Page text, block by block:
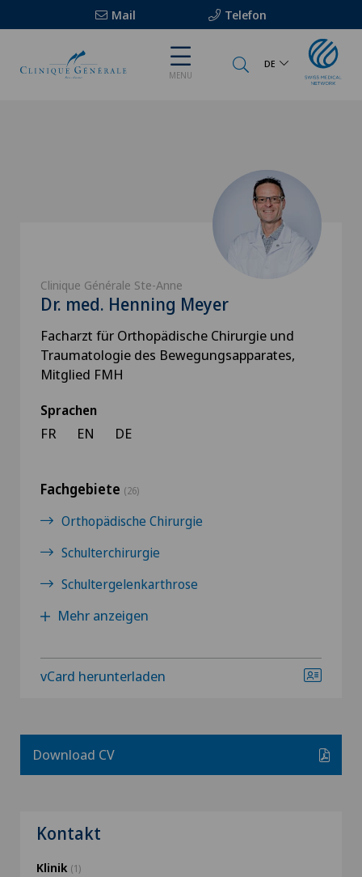
Mail Telefon
MENU
DE
Clinique Générale Ste-Anne
Dr. med. Henning Meyer
Facharzt für Orthopädische Chirurgie und
Traumatologie des Bewegungsapparates,
Mitglied FMH
Sprachen
FR EN DE
Fachgebiete (26)
Orthopädische Chirurgie
Schulterchirurgie
Schultergelenkarthrose
Mehr anzeigen
vCard herunterladen
Download CV
Kontakt
Klinik (1)